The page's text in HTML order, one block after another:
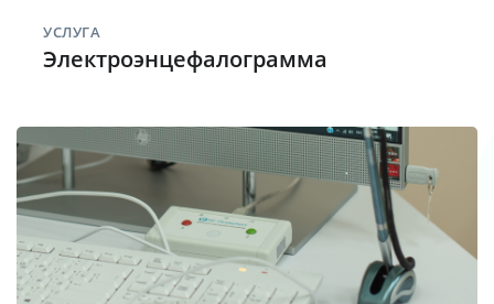
УСЛУГА
Электроэнцефалограмма